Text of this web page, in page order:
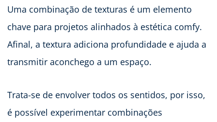
Uma combinação de texturas é um elemento
chave para projetos alinhados à estética comfy.
Afinal, a textura adiciona profundidade e ajuda a
transmitir aconchego a um espaço.
Trata-se de envolver todos os sentidos, por isso,
é possível experimentar combinações